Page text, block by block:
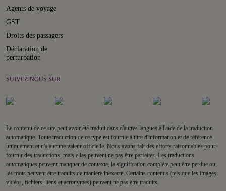
Agents de voyage
GST
Droits des passagers
Déclaration de
perturbation
SUIVEZ-NOUS SUR
Le contenu de ce site peut avoir été traduit dans d'autres langues à l'aide de la traduction
automatique. Toute traduction de ce type est fournie à titre d'information et de référence
uniquement et n'a aucune valeur officielle. Nous avons fait des efforts raisonnables pour
fournir des traductions, mais elles peuvent ne pas être parfaites. Les traductions
automatiques peuvent manquer de contexte, la signification complète peut être perdue ou
les mots peuvent être traduits de manière inexacte. Certains contenus (tels que les images,
vidéos, fichiers, liens et acronymes) peuvent ne pas être traduits.